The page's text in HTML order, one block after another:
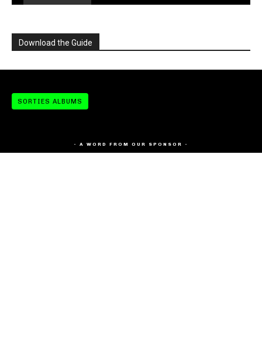
Download the Guide
SORTIES ALBUMS
- A WORD FROM OUR SPONSOR -